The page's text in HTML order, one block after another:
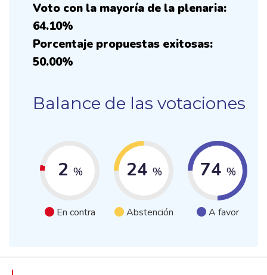
Voto con la mayoría de la plenaria:
64.10%
Porcentaje propuestas exitosas:
50.00%
Balance de las votaciones
2 %
En contra
24 %
Abstención
74 %
A favor